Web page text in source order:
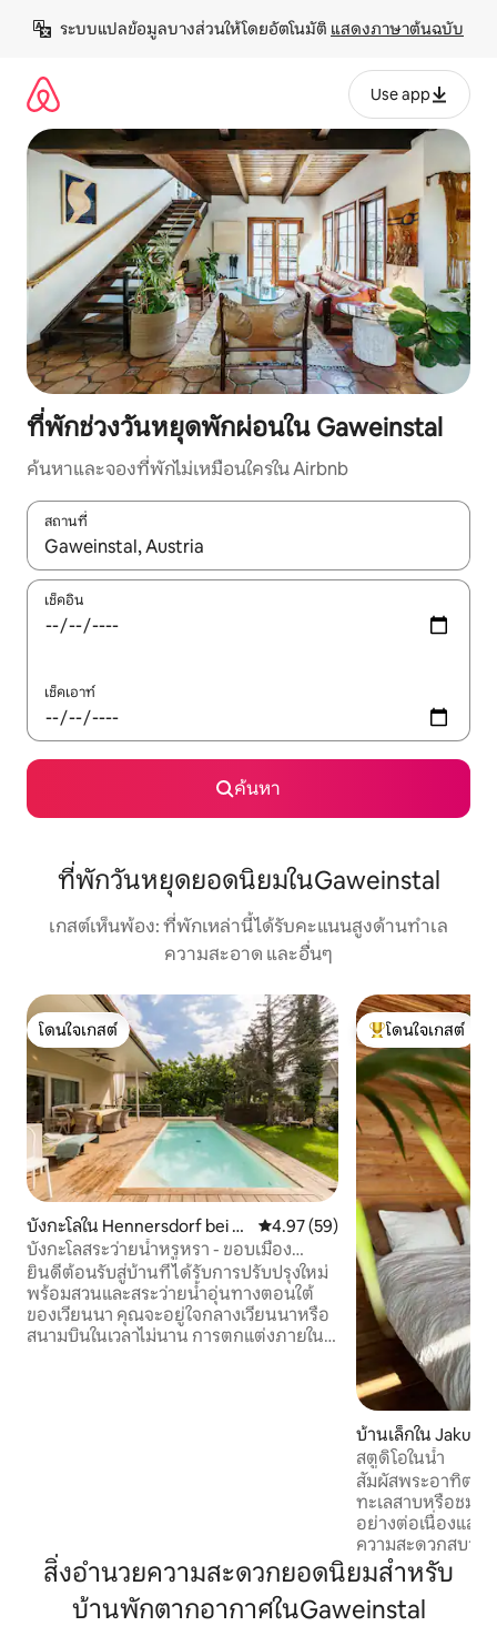
เนื้อหา
ระบบแปลข้อมูลบางส่วนให้โดยอัตโนมัติ แสดงภาษาต้นฉบับ
Use app
ที่พักช่วงวันหยุดพักผ่อนใน Gaweinstal
ค้นหาและจองที่พักไม่เหมือนใครใน Airbnb
สถานที่
ใช้ลูกศรขึ้นลง หรือใช้การสัมผัสหรือปัด เพื่อสำรวจผลการค้นหา
เช็คอิน
เช็คเอาท์
ค้นหา
ที่พักวันหยุดยอดนิยมในGaweinstal
เกสต์เห็นพ้อง: ที่พักเหล่านี้ได้รับคะแนนสูงด้านทำเล
ความสะอาด และอื่นๆ
โดนใจเกสต์
โดนใจเกสต์
บังกะโลใน Hennersdorf bei W
ien
คะแนนเฉลี่ย 4.97 จาก 5, 59 รีวิว
4.97 (59)
บังกะโลสระว่ายน้ำหรูหรา - ขอบเมือง
เวียนนา
ยินดีต้อนรับสู่บ้านที่ได้รับการปรับปรุงใหม่
พร้อมสวนและสระว่ายน้ำอุ่นทางตอนใต้
ของเวียนนา คุณจะอยู่ใจกลางเวียนนาหรือ
สนามบินในเวลาไม่นาน การตกแต่งภายใน
โดนใจเกสต์ที่สุด
โดนใจเกสต์
บ้านเล็กใน
สตูดิโอในน้ำ
สัมผัสพระอาทิตย์
ทะเลสาบหรือชมน
อย่างต่อเนื่องแล
ความสะดวกสบาย
ทะเลสาบเดิมเป็น
เป็นผู้เขียนที่พัก ต
ของสตูดิโอถูกแท
สิ่งอำนวยความสะดวกยอดนิยมสำหรับ
บ้านพักตากอากาศในGaweinstal